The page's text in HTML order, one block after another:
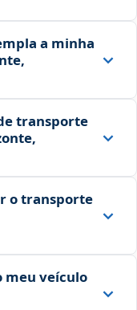
a minha
transporte
o transporte
meu veículo